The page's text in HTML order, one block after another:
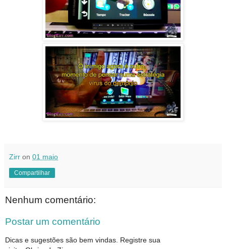
Zirr on 01 maio
Compartilhar
Nenhum comentário:
Postar um comentário
Dicas e sugestões são bem vindas. Registre sua